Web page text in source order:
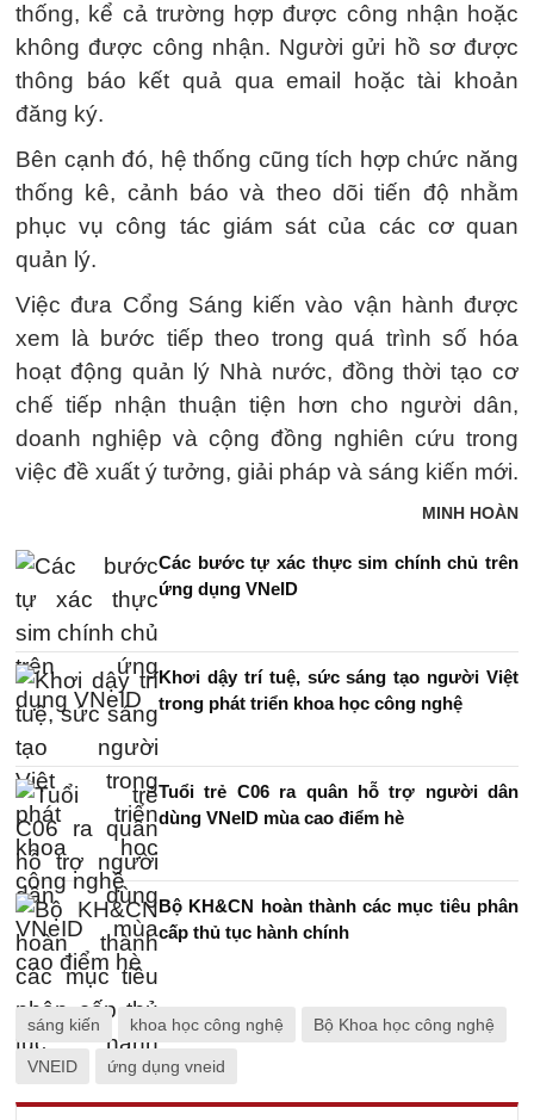
thống, kể cả trường hợp được công nhận hoặc
không được công nhận. Người gửi hồ sơ được
thông báo kết quả qua email hoặc tài khoản
đăng ký.
Bên cạnh đó, hệ thống cũng tích hợp chức năng
thống kê, cảnh báo và theo dõi tiến độ nhằm
phục vụ công tác giám sát của các cơ quan
quản lý.
Việc đưa Cổng Sáng kiến vào vận hành được
xem là bước tiếp theo trong quá trình số hóa
hoạt động quản lý Nhà nước, đồng thời tạo cơ
chế tiếp nhận thuận tiện hơn cho người dân,
doanh nghiệp và cộng đồng nghiên cứu trong
việc đề xuất ý tưởng, giải pháp và sáng kiến mới.
MINH HOÀN
Các bước tự xác thực sim chính chủ trên
ứng dụng VNeID
Khơi dậy trí tuệ, sức sáng tạo người Việt
trong phát triển khoa học công nghệ
Tuổi trẻ C06 ra quân hỗ trợ người dân
dùng VNeID mùa cao điểm hè
Bộ KH&CN hoàn thành các mục tiêu phân
cấp thủ tục hành chính
sáng kiến khoa học công nghệ Bộ Khoa học công nghệ
VNEID ứng dụng vneid